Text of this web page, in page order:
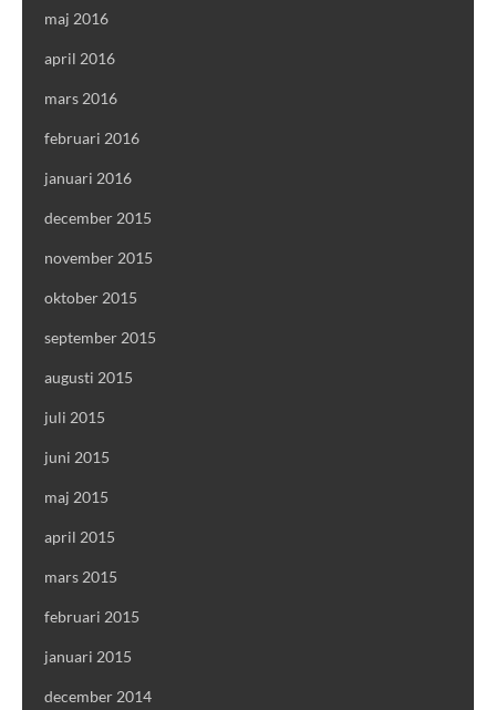
maj 2016
april 2016
mars 2016
februari 2016
januari 2016
december 2015
november 2015
oktober 2015
september 2015
augusti 2015
juli 2015
juni 2015
maj 2015
april 2015
mars 2015
februari 2015
januari 2015
december 2014